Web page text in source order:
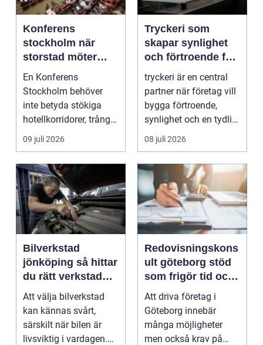
Konferens
stockholm när
storstad möter
rofylld landsbygd
En Konferens
Stockholm behöver
inte betyda stökiga
hotellkorridorer, trånga
mötesrum och brus
från c...
09 juli 2026
Tryckeri som
skapar synlighet
och förtroende för
ditt företag
tryckeri är en central
partner när företag vill
bygga förtroende,
synlighet och en tydlig
profil i a...
08 juli 2026
Bilverkstad
jönköping så hittar
du rätt verkstad
för din bil
Att välja bilverkstad
kan kännas svårt,
särskilt när bilen är
livsviktig i vardagen.
Redovisningskons
ult göteborg stöd
som frigör tid och
skapar kontroll
Att driva företag i
Göteborg innebär
många möjligheter
men också krav på